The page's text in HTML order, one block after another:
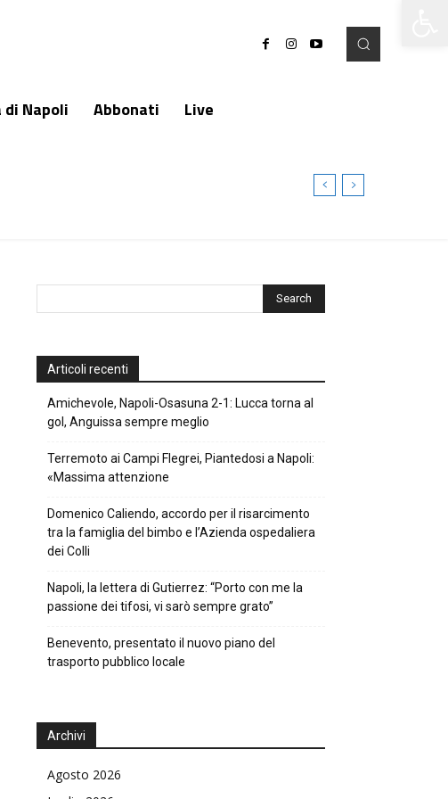
di Napoli Abbonati
Live
Articoli recenti
Amichevole, Napoli-Osasuna 2-1: Lucca torna al
gol, Anguissa sempre meglio
Terremoto ai Campi Flegrei, Piantedosi a Napoli:
«Massima attenzione
Domenico Caliendo, accordo per il risarcimento
tra la famiglia del bimbo e l’Azienda ospedaliera
dei Colli
Napoli, la lettera di Gutierrez: “Porto con me la
passione dei tifosi, vi sarò sempre grato”
Benevento, presentato il nuovo piano del
trasporto pubblico locale
Archivi
Agosto 2026